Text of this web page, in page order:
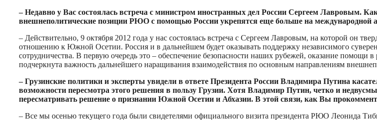
– Недавно у Вас состоялась встреча с министром иностранных дел России Сергеем Лавровым.
внешнеполитические позиции РЮО с помощью России укрепятся еще больше на международной
– Действительно, 9 октября 2012 года у нас состоялась встреча с Сергеем Лавровым, на которой он
отношению к Южной Осетии. Россия и в дальнейшем будет оказывать поддержку независимого
сотрудничества. В первую очередь это – обеспечение безопасности наших рубежей, оказание помощи
подчеркнута важность дальнейшего наращивания взаимодействия по основным направлениям
– Грузинские политики и эксперты увидели в ответе Президента России Владимира Путина
возможности пересмотра этого решения в пользу Грузии. Хотя Владимир Путин, четко и
пересматривать решение о признании Южной Осетии и Абхазии. В этой связи, как Вы
– Все мы осенью текущего года были свидетелями официального визита президента РЮО Леонида